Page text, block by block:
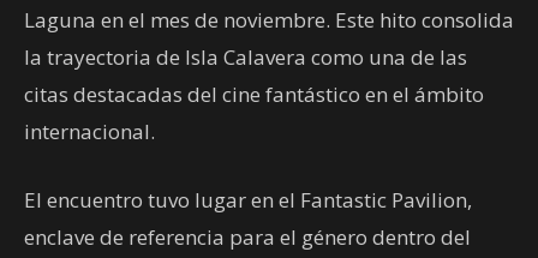
Laguna en el mes de noviembre. Este hito consolida
la trayectoria de Isla Calavera como una de las
citas destacadas del cine fantástico en el ámbito
internacional.
El encuentro tuvo lugar en el Fantastic Pavilion,
enclave de referencia para el género dentro del